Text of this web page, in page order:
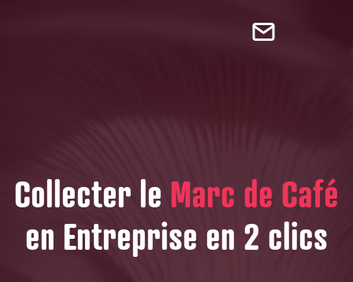
Collecter le Marc de Café
en Entreprise en 2 clics